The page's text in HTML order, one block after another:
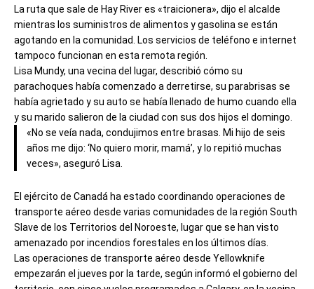
La ruta que sale de Hay River es «traicionera», dijo el alcalde
mientras los suministros de alimentos y gasolina se están
agotando en la comunidad. Los servicios de teléfono e internet
tampoco funcionan en esta remota región.
Lisa Mundy, una vecina del lugar, describió cómo su
parachoques había comenzado a derretirse, su parabrisas se
había agrietado y su auto se había llenado de humo cuando ella
y su marido salieron de la ciudad con sus dos hijos el domingo.
«No se veía nada, condujimos entre brasas. Mi hijo de seis
años me dijo: ‘No quiero morir, mamá’, y lo repitió muchas
veces», aseguró Lisa.
El ejército de Canadá ha estado coordinando operaciones de
transporte aéreo desde varias comunidades de la región South
Slave de los Territorios del Noroeste, lugar que se han visto
amenazado por incendios forestales en los últimos días.
Las operaciones de transporte aéreo desde Yellowknife
empezarán el jueves por la tarde, según informó el gobierno del